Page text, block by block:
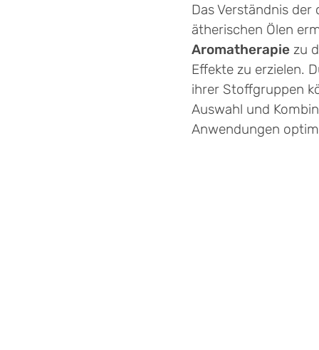
Das Verständnis
ätherischen Ölen
Aromatherapiezu
Effekte zu erzielen.
ihrer Stoffgruppen
Auswahl und
Anwendungen